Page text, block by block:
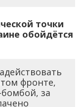
точки
обойдётся
фронте,
за